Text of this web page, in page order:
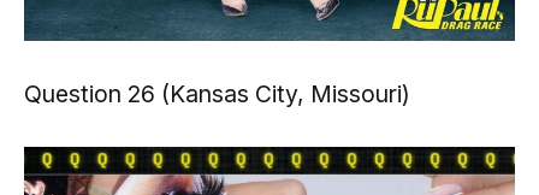
Question 26 (Kansas City, Missouri)